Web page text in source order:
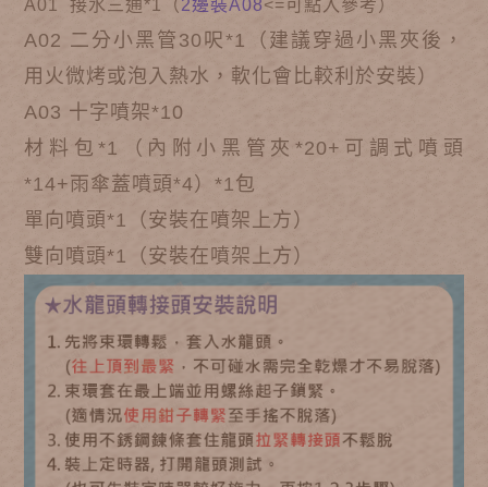
A01 接水三通*1（ 2邊裝A08<=可點入參考）
A02 二分小黑管30呎*1（ 建議穿過小黑夾後，
用火微烤或泡入熱水，軟化會比較利於安裝）
A03 十字噴架*10
材料包*1（內附小黑管夾*20+可調式噴頭
*14+雨傘蓋噴頭*4）*1包
單向噴頭*1（安裝在噴架上方）
雙向噴頭*1（安裝在噴架上方）